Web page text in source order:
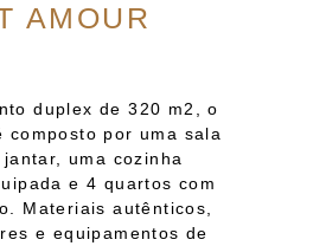
AMOUR
duplex de 320 m2, o
composto por uma sala
uma cozinha
e 4 quartos com
Materiais autênticos,
e equipamentos de